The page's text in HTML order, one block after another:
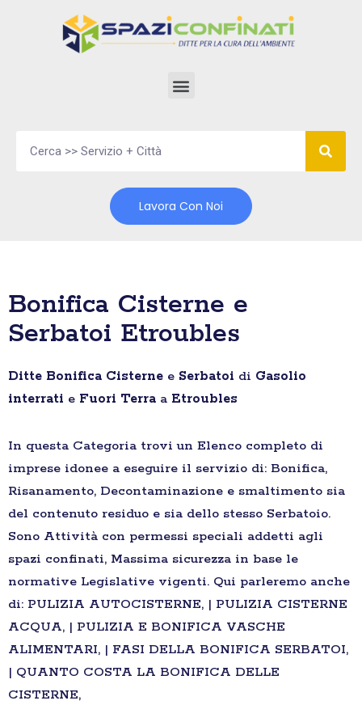
Lavora Con Noi
Bonifica Cisterne e
Serbatoi Etroubles
Ditte Bonifica Cisterne e Serbatoi di Gasolio
interrati e Fuori Terra a Etroubles
In questa Categoria trovi un Elenco completo di
imprese idonee a eseguire il servizio di: Bonifica,
Risanamento, Decontaminazione e smaltimento sia
del contenuto residuo e sia dello stesso Serbatoio.
Sono Attività con permessi speciali addetti agli
spazi confinati, Massima sicurezza in base le
normative Legislative vigenti. Qui parleremo anche
di: PULIZIA AUTOCISTERNE, | PULIZIA CISTERNE
ACQUA, | PULIZIA E BONIFICA VASCHE
ALIMENTARI, | FASI DELLA BONIFICA SERBATOI,
| QUANTO COSTA LA BONIFICA DELLE
CISTERNE,